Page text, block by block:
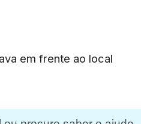
em frente ao local